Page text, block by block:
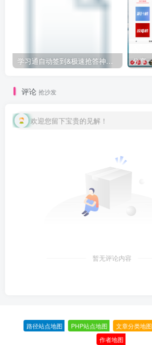
学习通自动签到&极速抢答神器下载
评论 抢沙发
欢迎您留下宝贵的见解！
暂无评论内容
路径站点地图 PHP站点地图 文章分类地图
作者地图